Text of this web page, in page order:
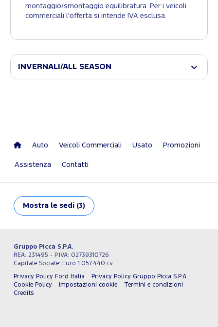
montaggio/smontaggio equilibratura. Per i veicoli
commerciali l'offerta si intende IVA esclusa.
INVERNALI/ALL SEASON
Auto Veicoli Commerciali Usato Promozioni
Assistenza Contatti
Mostra le sedi (3)
Gruppo Picca S.P.A.
REA: 231495 - P.IVA: 02739310726
Capitale Sociale: Euro 1.057.440 i.v.
Privacy Policy Ford Italia
Privacy Policy Gruppo Picca S.P.A.
Cookie Policy
Impostazioni cookie
Termini e condizioni
Credits